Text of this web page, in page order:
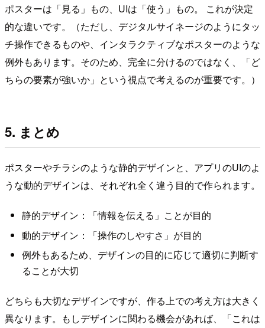
ポスターは「見る」もの、UIは「使う」もの。 これが決定
的な違いです。（ただし、デジタルサイネージのようにタッ
チ操作できるものや、インタラクティブなポスターのような
例外もあります。そのため、完全に分けるのではなく、「ど
ちらの要素が強いか」という視点で考えるのが重要です。）
5. まとめ
ポスターやチラシのような静的デザインと、アプリのUIのよ
うな動的デザインは、それぞれ全く違う目的で作られます。
静的デザイン：「情報を伝える」ことが目的
動的デザイン：「操作のしやすさ」が目的
例外もあるため、デザインの目的に応じて適切に判断す
ることが大切
どちらも大切なデザインですが、作る上での考え方は大きく
異なります。もしデザインに関わる機会があれば、「これは